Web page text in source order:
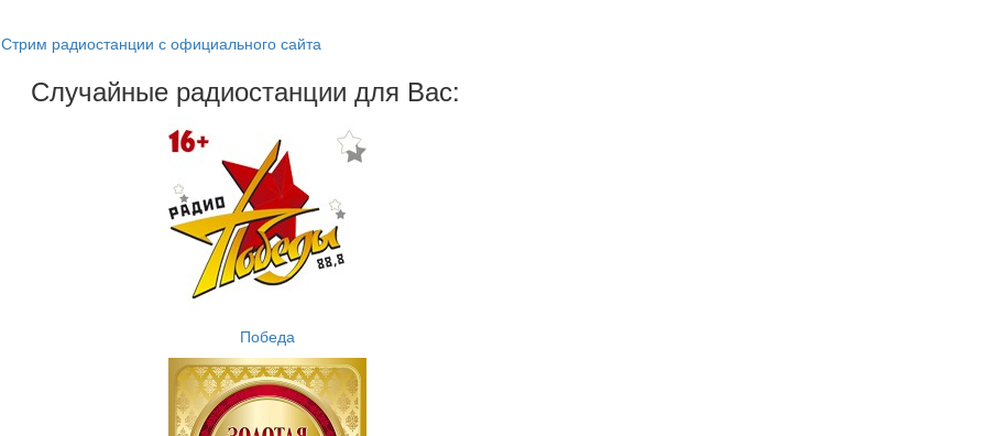
Стрим радиостанции с официального сайта
Случайные радиостанции для Вас:
Победа